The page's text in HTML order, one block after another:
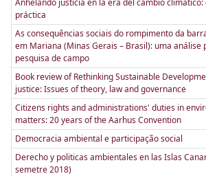
Anhelando justicia en la era del cambio climático:
práctica
As consequências sociais do rompimento da
em Mariana (Minas Gerais – Brasil): uma análise
pesquisa de campo
Book review of Rethinking Sustainable
justice: Issues of theory, law and governance
Citizens rights and administrations' duties in
matters: 20 years of the Aarhus Convention
Democracia ambiental e participação social
Derecho y politicas ambientales en las Islas
semetre 2018)